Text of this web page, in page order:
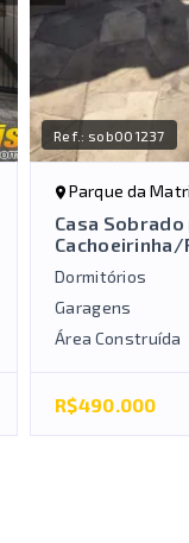
Ref.: sob001237
Parque da
Casa
Cachoeirinha/
Dormitórios
Garagens
Área Construída
R$490.000